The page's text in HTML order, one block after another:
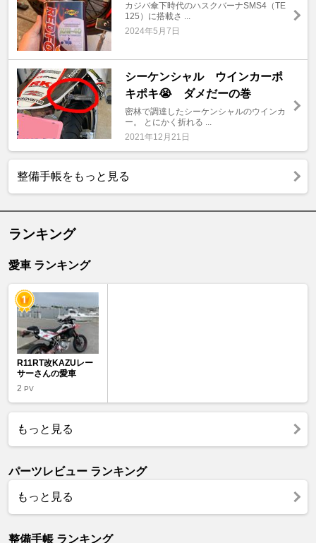
カジバ傘下時代のハスクバーナSMS4（TE
125）に搭載さ ...
2024年5月7日
シーケンシャル ウインカーポ
キポキ😭 ダメだーの巻
密林で調達したシーケンシャルのウインカ
ー。 とにかく折れる ...
2021年12月21日
整備手帳をもっと見る
ランキング
愛車 ランキング
R11RT改KAZUレー
サーさんの愛車
2 PV
もっと見る
パーツレビュー ランキング
もっと見る
整備手帳 ランキング